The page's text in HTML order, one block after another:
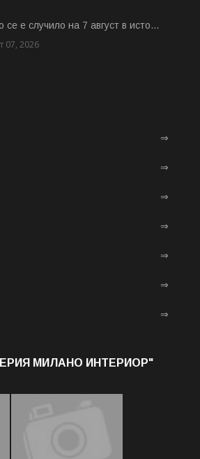
се е случило на 7 август в исто...
07, 2026
⇒
⇒
⇒
⇒
⇒
⇒
⇒
МИЛАНО ИНТЕРИОР"